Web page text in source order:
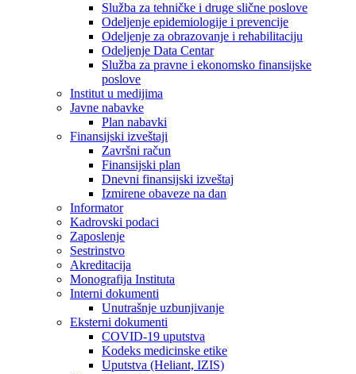
Služba za tehničke i druge slične poslove
Odeljenje epidemiologije i prevencije
Odeljenje za obrazovanje i rehabilitaciju
Odeljenje Data Centar
Služba za pravne i ekonomsko finansijske
poslove
Institut u medijima
Javne nabavke
Plan nabavki
Finansijski izveštaji
Završni račun
Finansijski plan
Dnevni finansijski izveštaj
Izmirene obaveze na dan
Informator
Kadrovski podaci
Zaposlenje
Sestrinstvo
Akreditacija
Monografija Instituta
Interni dokumenti
Unutrašnje uzbunjivanje
Eksterni dokumenti
COVID-19 uputstva
Kodeks medicinske etike
Uputstva (Heliant, IZIS)